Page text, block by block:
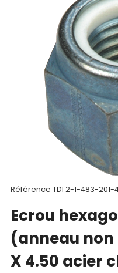
produits
CAD/3D
Nos
marques
Fiches
techniques
Catalogue
compte
Mon
panier
Référence TDI 2-1-483-
Ecrou
(anneau
X 4.50 acier